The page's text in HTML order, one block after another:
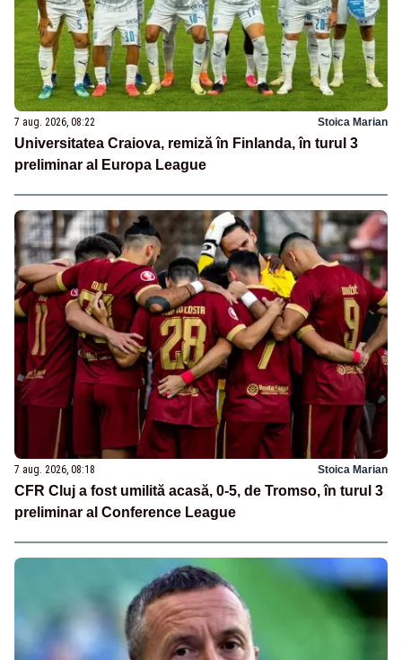
7 aug. 2026, 08:22 Stoica Marian
Universitatea Craiova, remiză în Finlanda, în turul 3
preliminar al Europa League
7 aug. 2026, 08:18 Stoica Marian
CFR Cluj a fost umilită acasă, 0-5, de Tromso, în turul 3
preliminar al Conference League